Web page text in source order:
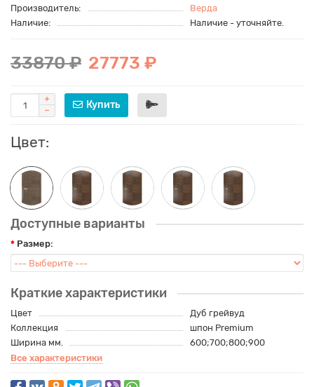
Производитель:
Верда
Наличие:
Наличие - уточняйте.
33870 ₽ 27773 ₽
Купить
Цвет:
Доступные варианты
Размер:
Краткие характеристики
Цвет
Дуб грейвуд
Коллекция
шпон Premium
Ширина мм.
600;700;800;900
Все характеристики